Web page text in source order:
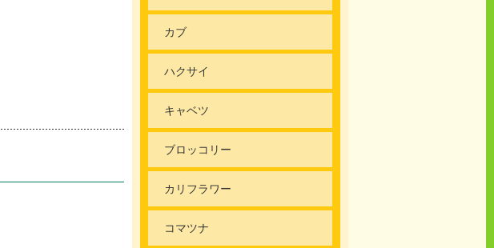
カブ
ハクサイ
キャベツ
ブロッコリー
カリフラワー
コマツナ